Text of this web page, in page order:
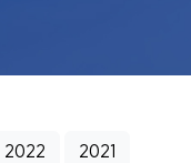
2022 2021